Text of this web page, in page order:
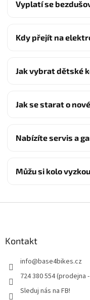
Vyplatí se
Kdy přejít na
Jak vybrat dětské
Jak se starat o
Nabízíte servis a
Můžu si kolo
Kontakt
info@base4bikes.cz
724 380 554 (prodejna
Sleduj nás na FB!